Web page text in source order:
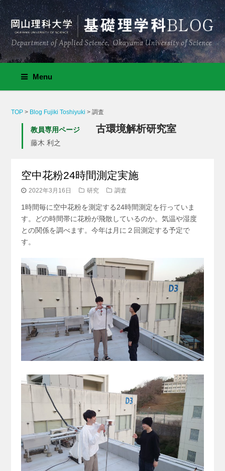
Menu
TOP > Blog Fujiki Toshiyuki >調査
教員専用ページ 古環境解析研究室
藤木 利之
空中花粉24時間測定実施
2022年3月16日 研究 調査
1時間毎に空中花粉を測定する24時間測定を行っていま
す。どの時間帯に花粉が飛散しているのか。気温や湿度
との関係を調べます。今年は月に２回測定する予定で
す。